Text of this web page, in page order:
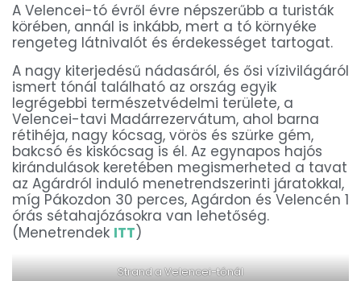
A Velencei-tó évről évre népszerűbb a turisták
körében, annál is inkább, mert a tó környéke
rengeteg látnivalót és érdekességet tartogat.
A nagy kiterjedésű nádasáról, és ősi vízivilágáról
ismert tónál található az ország egyik
legrégebbi természetvédelmi területe, a
Velencei-tavi Madárrezervátum, ahol barna
rétihéja, nagy kócsag, vörös és szürke gém,
bakcsó és kiskócsag is él. Az egynapos hajós
kirándulások keretében megismerheted a tavat
az Agárdról induló menetrendszerinti járatokkal,
míg Pákozdon 30 perces, Agárdon és Velencén 1
órás sétahajózásokra van lehetőség.
(Menetrendek ITT)
Strand a Velencei-tónál